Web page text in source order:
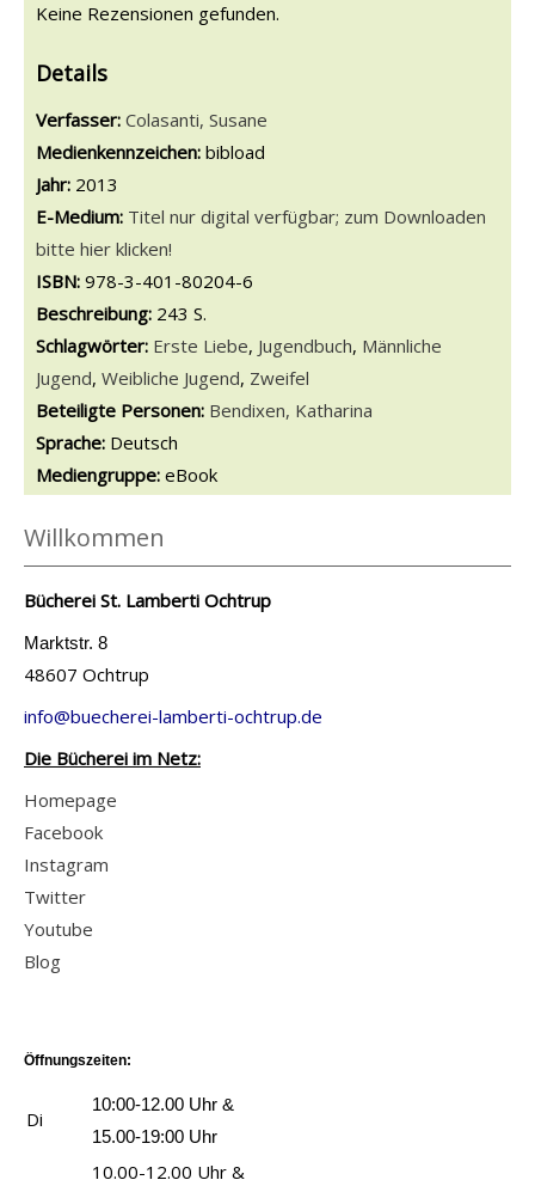
Keine Rezensionen gefunden.
Details
Verfasser: Suche nach diesem Verfasser
Colasanti, Susane
Medienkennzeichen: bibload
Jahr: 2013
E-Medium: Titel nur digital verfügbar; zum Downloaden
bitte hier klicken!
Diesen Link in neuem Tab öffnen
Suche nach dieser Systematik
Suche nach diesem Interessenskreis
ISBN: 978-3-401-80204-6
Beschreibung: 243 S.
Schlagwörter: Erste Liebe, Jugendbuch, Männliche
Jugend, Weibliche Jugend, Zweifel
Beteiligte Personen: Suche nach dieser Beteiligten Person
Bendixen, Katharina
Sprache: Deutsch
Mediengruppe: eBook
Willkommen
Bücherei St. Lamberti Ochtrup
Marktstr. 8
48607 Ochtrup
info@buecherei-lamberti-ochtrup.de
Die Bücherei im Netz:
Homepage
Facebook
Instagram
Twitter
Youtube
Blog
Öffnungszeiten:
Di
10:00-12.00 Uhr &
15.00-19:00 Uhr
10.00-12.00 Uhr &